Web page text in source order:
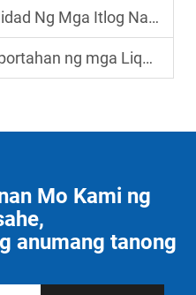
Ang Determinado Sa Tagumpay Ng Pagsasapin ng Manok
Bitamina ang Pag-unlad ng Buto ng Batang Manok
Mo Kami ng
anumang tanong